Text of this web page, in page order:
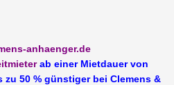
anhaenger.de
ab einer Mietdauer von
50 % günstiger bei Clemens &